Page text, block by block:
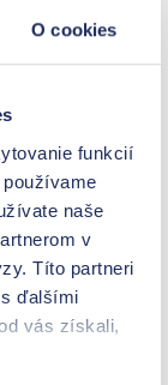
O cookies
funkcií
naše
v
Títo partneri
ďalšími
vás získali,